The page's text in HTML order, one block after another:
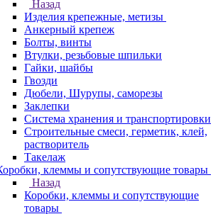
Назад
Изделия крепежные, метизы
Анкерный крепеж
Болты, винты
Втулки, резьбовые шпильки
Гайки, шайбы
Гвозди
Дюбели, Шурупы, саморезы
Заклепки
Система хранения и транспортировки
Строительные смеси, герметик, клей,
растворитель
Такелаж
клеммы и сопутствующие товары
Назад
Коробки, клеммы и сопутствующие
товары